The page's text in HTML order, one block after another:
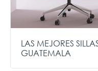
LAS MEJORES
GUATEMALA